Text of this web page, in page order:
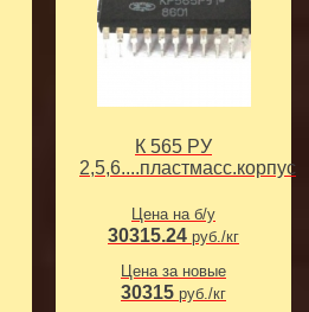
К 565 РУ
2,5,6....пластмасс.корпус
Цена на б/у
30315.24 руб./кг
Цена за новые
30315 руб./кг